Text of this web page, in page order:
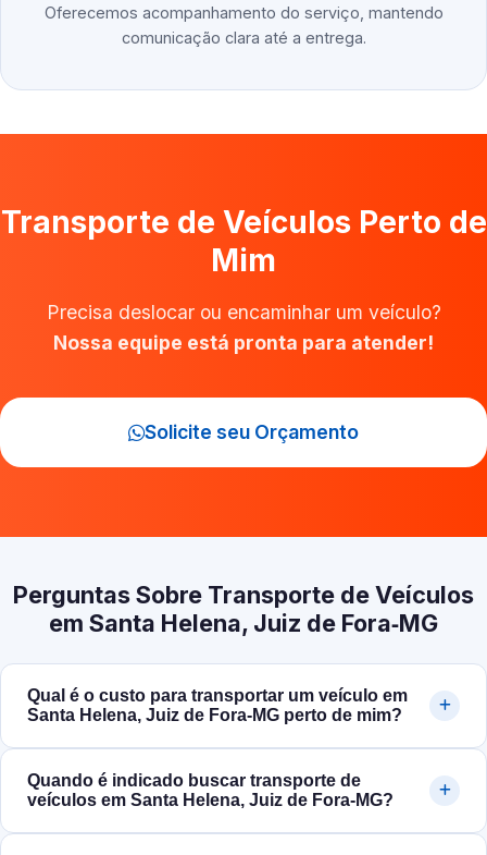
Oferecemos acompanhamento do serviço, mantendo
comunicação clara até a entrega.
Transporte de Veículos Perto de
Mim
Precisa deslocar ou encaminhar um veículo?
Nossa equipe está pronta para atender!
Solicite seu Orçamento
Perguntas Sobre Transporte de Veículos
em Santa Helena, Juiz de Fora‑MG
Qual é o custo para transportar um veículo em
Santa Helena, Juiz de Fora‑MG perto de mim?
Quando é indicado buscar transporte de
veículos em Santa Helena, Juiz de Fora‑MG?